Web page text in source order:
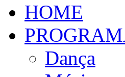
HOME
Dança